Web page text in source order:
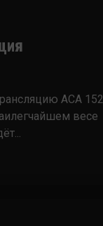
ACA 152
весе